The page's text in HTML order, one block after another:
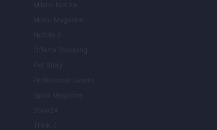
Milano Notizie
Motor Magazine
Notizie.it
Offerte Shopping
Pet Story
Professione Lavoro
Sport Magazine
Style24
Think.it